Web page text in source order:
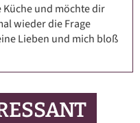
und möchte dir
wieder die Frage
Lieben und mich bloß